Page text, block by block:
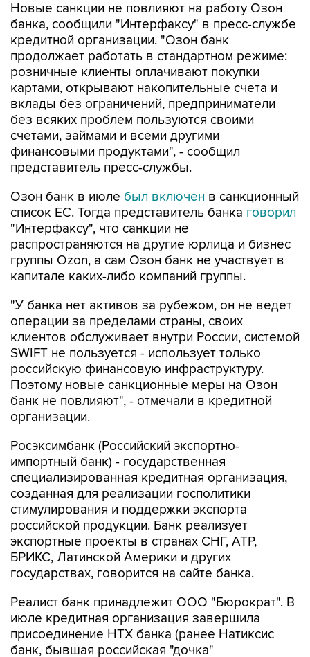
Новые санкции не повлияют на работу Озон
банка, сообщили "Интерфаксу" в пресс-службе
кредитной организации. "Озон банк
продолжает работать в стандартном режиме:
розничные клиенты оплачивают покупки
картами, открывают накопительные счета и
вклады без ограничений, предприниматели
без всяких проблем пользуются своими
счетами, займами и всеми другими
финансовыми продуктами", - сообщил
представитель пресс-службы.
Озон банк в июле был включен в санкционный
список ЕС. Тогда представитель банка говорил
"Интерфаксу", что санкции не
распространяются на другие юрлица и бизнес
группы Ozon, а сам Озон банк не участвует в
капитале каких-либо компаний группы.
"У банка нет активов за рубежом, он не ведет
операции за пределами страны, своих
клиентов обслуживает внутри России, системой
SWIFT не пользуется - использует только
российскую финансовую инфраструктуру.
Поэтому новые санкционные меры на Озон
банк не повлияют", - отмечали в кредитной
организации.
Росэксимбанк (Российский экспортно-
импортный банк) - государственная
специализированная кредитная организация,
созданная для реализации госполитики
стимулирования и поддержки экспорта
российской продукции. Банк реализует
экспортные проекты в странах СНГ, АТР,
БРИКС, Латинской Америки и других
государствах, говорится на сайте банка.
Реалист банк принадлежит ООО "Бюрократ". В
июле кредитная организация завершила
присоединение НТХ банка (ранее Натиксис
банк, бывшая российская "дочка"